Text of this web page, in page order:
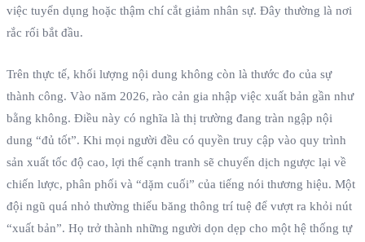
việc tuyển dụng hoặc thậm chí cắt giảm nhân sự. Đây thường là nơi
rắc rối bắt đầu.
Trên thực tế, khối lượng nội dung không còn là thước đo của sự
thành công. Vào năm 2026, rào cản gia nhập việc xuất bản gần như
bằng không. Điều này có nghĩa là thị trường đang tràn ngập nội
dung “đủ tốt”. Khi mọi người đều có quyền truy cập vào quy trình
sản xuất tốc độ cao, lợi thế cạnh tranh sẽ chuyển dịch ngược lại về
chiến lược, phân phối và “dặm cuối” của tiếng nói thương hiệu. Một
đội ngũ quá nhỏ thường thiếu băng thông trí tuệ để vượt ra khỏi nút
“xuất bản”. Họ trở thành những người dọn dẹp cho một hệ thống tự